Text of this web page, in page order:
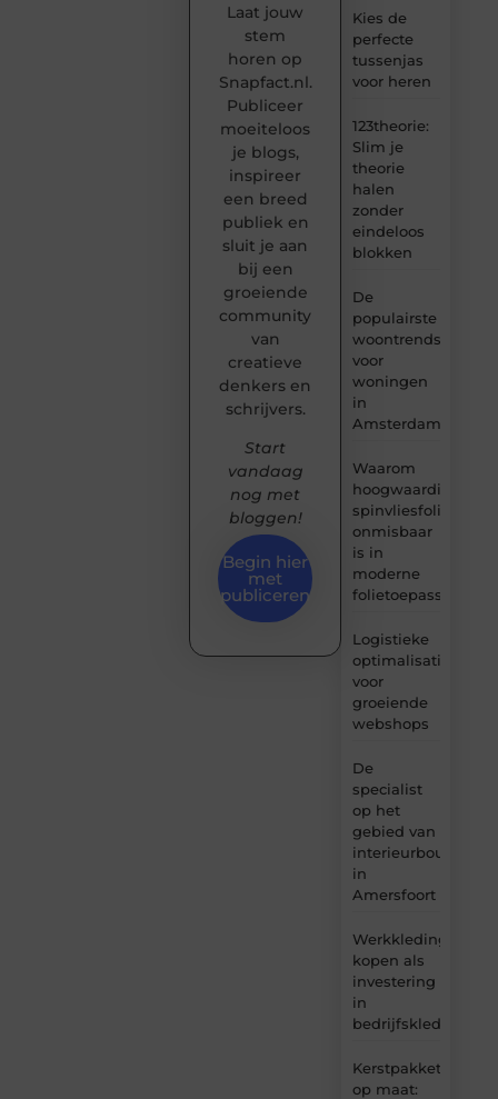
Kies de
perfecte
tussenjas
voor heren
123theorie:
Slim je
theorie
halen
zonder
eindeloos
blokken
De
populairste
woontrends
voor
woningen
in
Amsterdam
Waarom
hoogwaardige
spinvliesfolie
onmisbaar
is in
moderne
folietoepassingen
Logistieke
optimalisatie
voor
groeiende
webshops
De
specialist
op het
gebied van
interieurbouw
in
Amersfoort
Werkkleding
kopen als
investering
in
bedrijfskleding
Kerstpakket
op maat:
Laat jouw
stem
horen op
Snapfact.nl.
Publiceer
moeiteloos
je blogs,
inspireer
een breed
publiek en
sluit je aan
bij een
groeiende
community
van
creatieve
denkers en
schrijvers.
Start
vandaag
nog met
bloggen!
Begin hier
met
publiceren